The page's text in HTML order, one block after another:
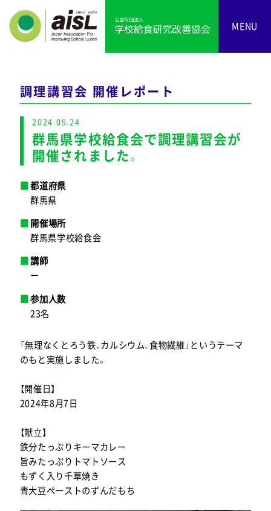
MENU
調理講習会 開催レポート
2024.09.24
群馬県学校給食会で調理講習会が
開催されました。
都道府県
群馬県
開催場所
群馬県学校給食会
講師
ー
参加人数
23名
「無理なくとろう鉄、カルシウム、食物繊維」というテーマ
のもと実施しました。
【開催日】
2024年8月7日
【献立】
鉄分たっぷりキーマカレー
旨みたっぷりトマトソース
もずく入り千草焼き
青大豆ペーストのずんだもち